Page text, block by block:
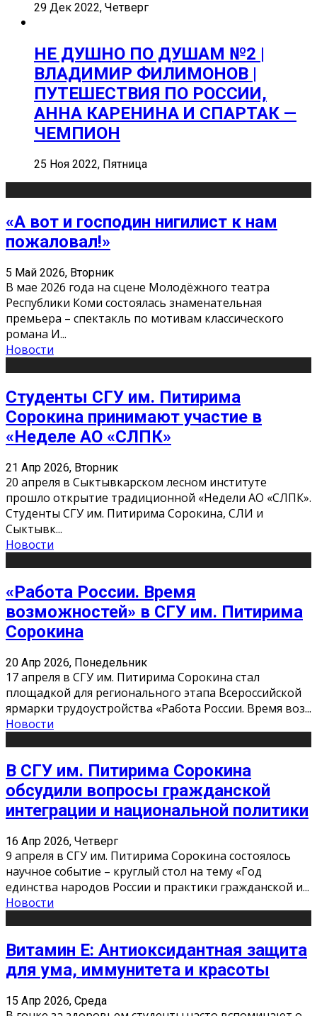
29 Дек 2022, Четверг
НЕ ДУШНО ПО ДУШАМ №2 |
ВЛАДИМИР ФИЛИМОНОВ |
ПУТЕШЕСТВИЯ ПО РОССИИ,
АННА КАРЕНИНА И СПАРТАК —
ЧЕМПИОН
25 Ноя 2022, Пятница
«А вот и господин нигилист к нам
пожаловал!»
5 Май 2026, Вторник
В мае 2026 года на сцене Молодёжного театра
Республики Коми состоялась знаменательная
премьера – спектакль по мотивам классического
романа И...
Новости
Студенты СГУ им. Питирима
Сорокина принимают участие в
«Неделе АО «СЛПК»
21 Апр 2026, Вторник
20 апреля в Сыктывкарском лесном институте
прошло открытие традиционной «Недели АО «СЛПК».
Студенты СГУ им. Питирима Сорокина, СЛИ и
Сыктывк...
Новости
«Работа России. Время
возможностей» в СГУ им. Питирима
Сорокина
20 Апр 2026, Понедельник
17 апреля в СГУ им. Питирима Сорокина стал
площадкой для регионального этапа Всероссийской
ярмарки трудоустройства «Работа России. Время воз...
Новости
В СГУ им. Питирима Сорокина
обсудили вопросы гражданской
интеграции и национальной политики
16 Апр 2026, Четверг
9 апреля в СГУ им. Питирима Сорокина состоялось
научное событие – круглый стол на тему «Год
единства народов России и практики гражданской и...
Новости
Витамин Е: Антиоксидантная защита
для ума, иммунитета и красоты
15 Апр 2026, Среда